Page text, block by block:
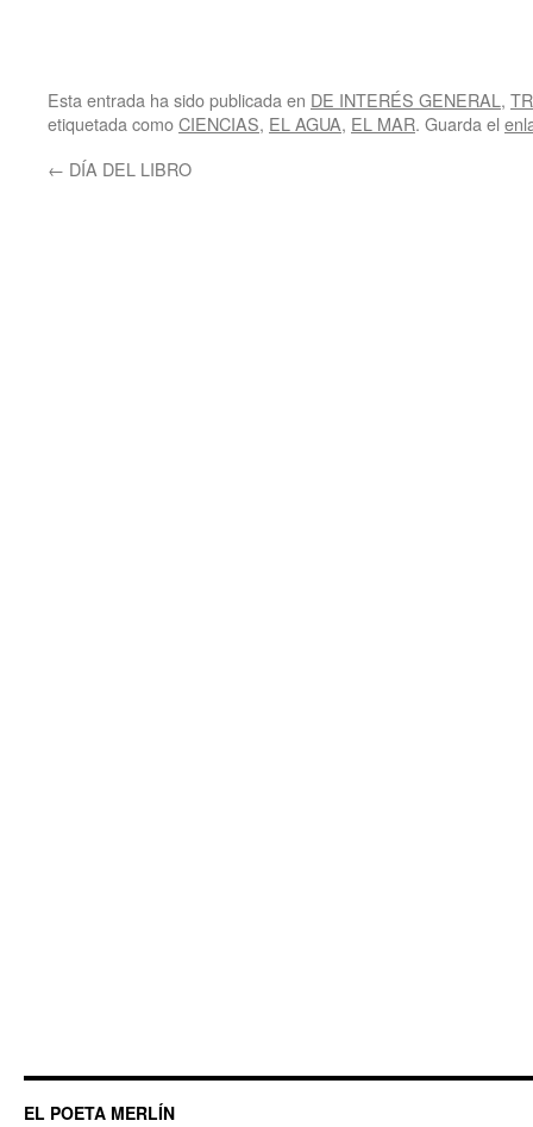
Esta entrada ha sido publicada en DE INTERÉS GENERAL ,
etiquetada comoCIENCIAS, EL AGUA, EL MAR. Guarda el
← DÍA DEL LIBRO
EL POETA MERLÍN